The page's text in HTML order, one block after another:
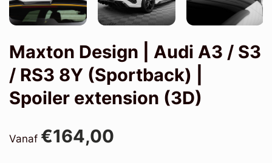
Maxton Design | Audi A3 / S3
/ RS3 8Y (Sportback) |
Spoiler extension (3D)
Vanaf €164,00